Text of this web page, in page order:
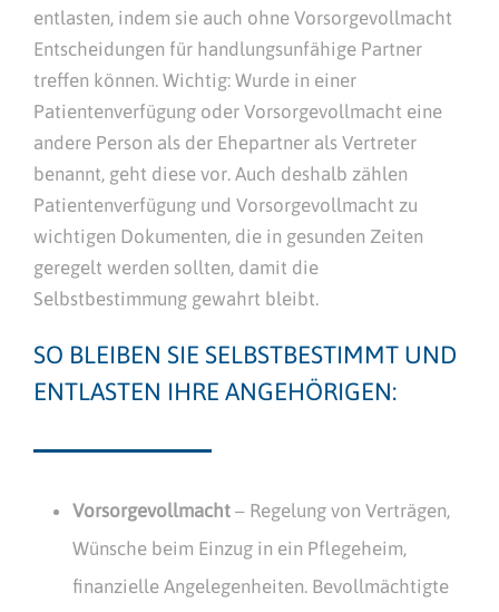
entlasten, indem sie auch ohne Vorsorgevollmacht
Entscheidungen für handlungsunfähige Partner
treffen können. Wichtig: Wurde in einer
Patientenverfügung oder Vorsorgevollmacht eine
andere Person als der Ehepartner als Vertreter
benannt, geht diese vor. Auch deshalb zählen
Patientenverfügung und Vorsorgevollmacht zu
wichtigen Dokumenten, die in gesunden Zeiten
geregelt werden sollten, damit die
Selbstbestimmung gewahrt bleibt.
SO BLEIBEN SIE SELBSTBESTIMMT UND
ENTLASTEN IHRE ANGEHÖRIGEN:
Vorsorgevollmacht – Regelung von Verträgen,
Wünsche beim Einzug in ein Pflegeheim,
finanzielle Angelegenheiten. Bevollmächtigte